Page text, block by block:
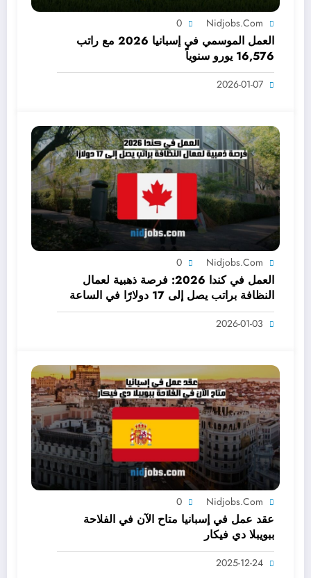
Nidjobs.com
0
العمل الموسمي في إسبانيا 2026 مع راتب
16,576 يورو سنوياً
2026-01-07
Nidjobs.com
0
العمل في كندا 2026: فرصة ذهبية لعمال
النظافة براتب يصل إلى 17 دولارًا في الساعة
2026-01-03
Nidjobs.com
0
عقد عمل في إسبانيا متاح الآن في الفلاحة
ببويبلا دي فيكار
2025-12-24